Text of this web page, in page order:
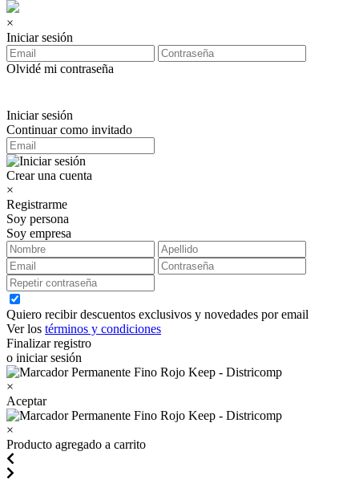
×
Iniciar sesión
Olvidé mi contraseña
Iniciar sesión
Continuar como invitado
Crear una cuenta
×
Registrarme
Soy persona
Soy empresa
Quiero recibir descuentos exclusivos y novedades por email
Ver los términos y condiciones
Finalizar registro
o iniciar sesión
×
Aceptar
×
Producto agregado a carrito